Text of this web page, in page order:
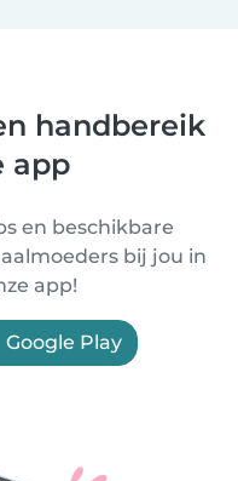
handbereik
app
en beschikbare
bij jou in
app!
Google Play